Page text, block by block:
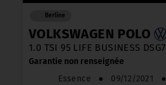
Berline
VOLKSWAGEN POLO
1.0 TSI 95 LIFE BUSINESS DSG7
Garantie non renseignée
Essence
● 09/12/2021 ●